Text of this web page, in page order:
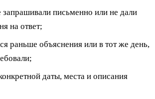
запрашивали письменно или не дали
на ответ;
раньше объяснения или в тот же день,
даты, места и описания